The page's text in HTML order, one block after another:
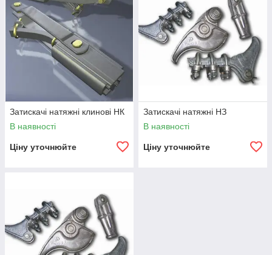
Затискачі натяжні клинові НК
В наявності
Ціну уточнюйте
Затискачі натяжні НЗ
В наявності
Ціну уточнюйте